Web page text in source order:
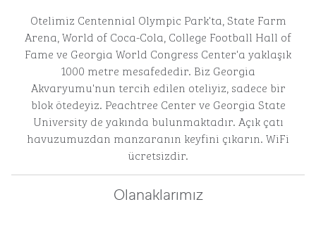
Otelimiz Centennial Olympic Park'ta, State Farm
Arena, World of Coca-Cola, College Football Hall of
Fame ve Georgia World Congress Center'a yaklaşık
1000 metre mesafededir. Biz Georgia
Akvaryumu'nun tercih edilen oteliyiz, sadece bir
blok ötedeyiz. Peachtree Center ve Georgia State
University de yakında bulunmaktadır. Açık çatı
havuzumuzdan manzaranın keyfini çıkarın. WiFi
ücretsizdir.
Olanaklarımız